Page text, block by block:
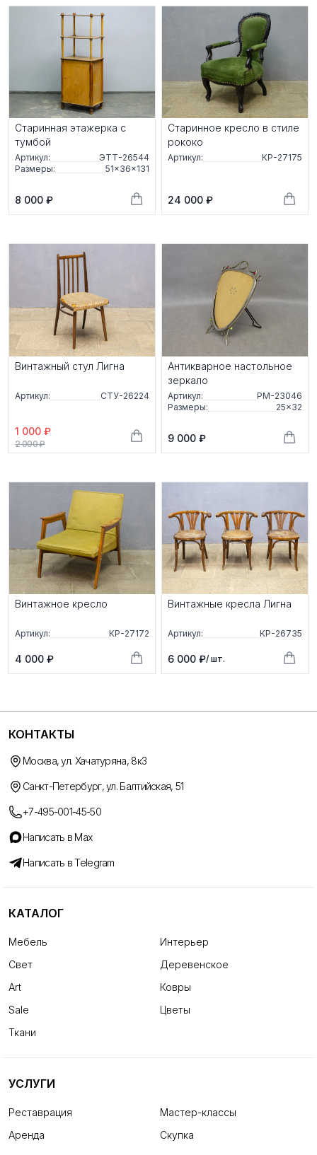
Старинная этажерка с
тумбой
Артикул:
ЭТТ-26544
Размеры:
51×36×131
8 000 ₽
Старинное кресло в стиле
рококо
Артикул: КР-27175
24 000 ₽
Винтажный стул Лигна
Артикул: СТУ-26224
1 000 ₽
2 000 ₽
Антикварное настольное
зеркало
Артикул:
РМ-23046
Размеры:
25×32
9 000 ₽
Винтажное кресло
Артикул: КР-27172
4 000 ₽
Винтажные кресла Лигна
Артикул: КР-26735
6 000 ₽/ шт.
КОНТАКТЫ
Москва, ул. Хачатуряна, 8к3
Санкт-Петербург, ул. Балтийская, 51
+7-495-001-45-50
Написать в Max
Написать в Telegram
КАТАЛОГ
Мебель
Интерьер
Свет
Деревенское
Art
Ковры
Sale
Цветы
Ткани
УСЛУГИ
Реставрация
Мастер-классы
Аренда
Скупка